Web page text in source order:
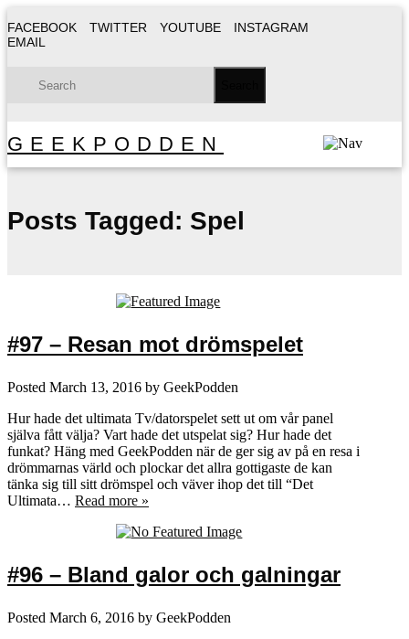
FACEBOOK TWITTER YOUTUBE
INSTAGRAM
EMAIL
GEEKPODDEN
Posts Tagged: Spel
#97 – Resan mot drömspelet
Posted March 13, 2016 by GeekPodden
Hur hade det ultimata Tv/datorspelet sett ut om vår panel
själva fått välja? Vart hade det utspelat sig? Hur hade det
funkat? Häng med GeekPodden när de ger sig av på en resa i
drömmarnas värld och plockar det allra gottigaste de kan
tänka sig till sitt drömspel och väver ihop det till “Det
Ultimata… Read more »
#96 – Bland galor och galningar
Posted March 6, 2016 by GeekPodden